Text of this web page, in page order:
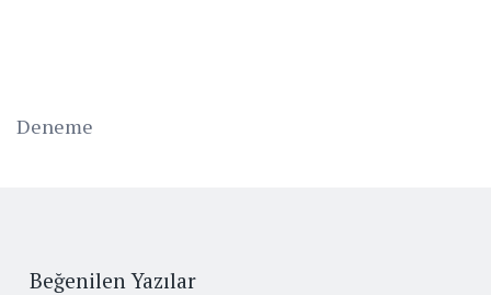
Deneme
Beğenilen Yazılar